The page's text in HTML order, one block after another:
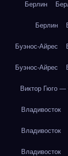
Берлин
Берлин
Буэнос-Айрес
Буэнос-Айрес
Виктор Гюго
Владивосток
Владивосток
Владивосток